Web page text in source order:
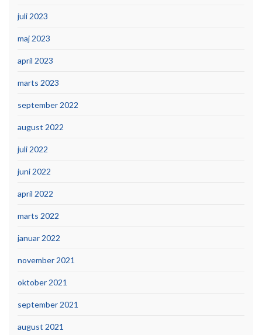
juli 2023
maj 2023
april 2023
marts 2023
september 2022
august 2022
juli 2022
juni 2022
april 2022
marts 2022
januar 2022
november 2021
oktober 2021
september 2021
august 2021